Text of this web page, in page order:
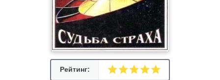
Рейтинг: